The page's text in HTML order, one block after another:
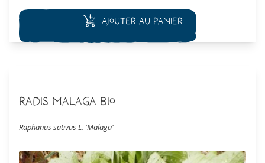
Ajouter au panier
Radis Malaga Bio
Raphanus sativus L. 'Malaga'